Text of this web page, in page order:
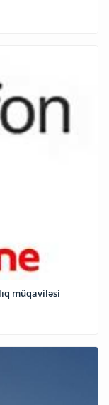
müqaviləsi